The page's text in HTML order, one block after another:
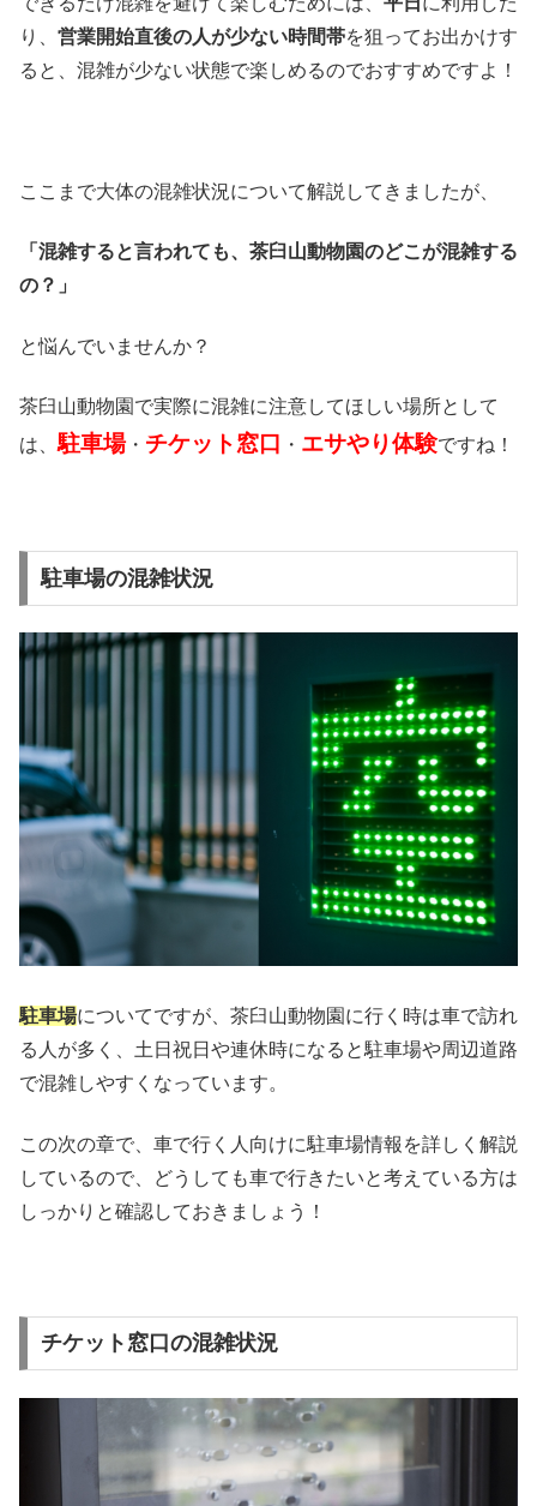
り、 営業開始直後の人が少ない時間帯を狙ってお出かけす
ると、混雑が少ない状態で楽しめるのでおすすめですよ！
ここまで大体の混雑状況について解説してきましたが、
「混雑すると言われても、茶臼山動物園のどこが混雑する
の？」
と悩んでいませんか？
茶臼山動物園で実際に混雑に注意してほしい場所として
は、駐車場・ チケット窓口 ・ エサやり体験ですね！
駐車場の混雑状況
駐車場についてですが、茶臼山動物園に行く時は車で訪れ
る人が多く、土日祝日や連休時になると駐車場や周辺道路
で混雑しやすくなっています。
この次の章で、車で行く人向けに駐車場情報を詳しく解説
しているので、どうしても車で行きたいと考えている方は
しっかりと確認しておきましょう！
チケット窓口の混雑状況